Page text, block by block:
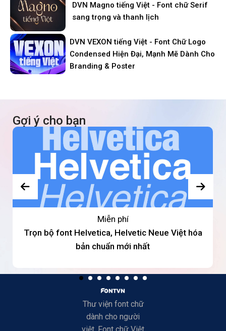
DVN Magno tiếng Việt - Font chữ Serif
sang trọng và thanh lịch
DVN VEXON tiếng Việt - Font Chữ Logo
Condensed Hiện Đại, Mạnh Mẽ Dành Cho
Branding & Poster
Gợi ý cho bạn
Miễn phí
Trọn bộ font Helvetica, Helvetic Neue Việt hóa
bản chuẩn mới nhất
Thư viện font chữ
dành cho người